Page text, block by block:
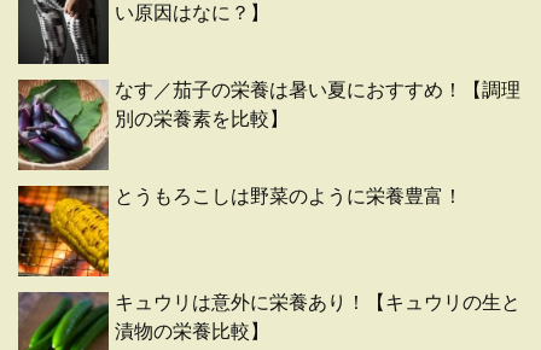
い原因はなに？】
なす／茄子の栄養は暑い夏におすすめ！【調理
別の栄養素を比較】
とうもろこしは野菜のように栄養豊富！
キュウリは意外に栄養あり！【キュウリの生と
漬物の栄養比較】